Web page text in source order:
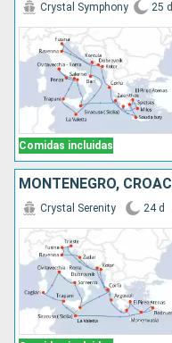
Comidas incluidas
Crystal Symphony 25 d
Crystal Serenity 24 d